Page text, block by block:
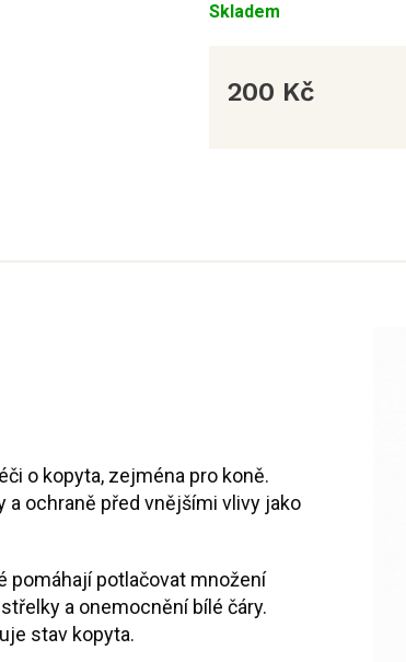
Skladem
200 Kč
o kopyta, zejména pro koně.
ochraně před vnějšími vlivy jako
pomáhají potlačovat množení
a onemocnění bílé čáry.
stav kopyta.